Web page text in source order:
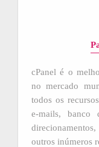
cPanel é o
no mercado
todos os
e-mails, banco
outros inúmeros